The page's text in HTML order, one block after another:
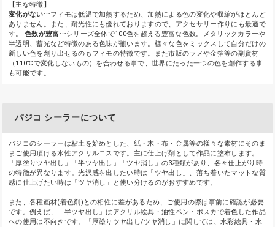
【主な特徴】
変化がない⋯フィモは低温で加熱するため、加熱による色の変化や収縮がほとんど
ありません。また、耐光性にも優れておりますので、アクセサリー作りにも最適で
す。 色数が豊富 ⋯シリーズ全体で100色を超える豊富な色数。メタリックカラーや
半透明、蓄光など特徴のある色味が揃います。様々な色をミックスして自分だけの
新しい色を創り出せるのもフィモの特徴です。また市販のラメや金箔等の副資材
（110℃で変化しないもの）を合わせる事で、世界にたった一つの色を創作する事
も可能です。
パジコ シーラーについて
パジコのシーラーは粘土を始めとした、紙・木・布・金属等の様々な素材にそのま
まご使用頂ける水性アクリルニスです。主に仕上げ剤として作品に塗布します。
「厚塗りツヤ出し」「半ツヤ出し」「ツヤ消し」の3種類があり、各々仕上がり時
の特徴が異なります。光沢感を出したい時は「ツヤ出し」、落ち着いたマットな質
感に仕上げたい時は「ツヤ消し」と使い分けるのがおすすめです。
また、各種画材(着色剤)との相性に差があるため、ご使用の際は事前に確認が必要
です。例えば、「半ツヤ出し」はアクリル絵具・油性ペン・ポスカで着色した作品
への使用は不向きです。「厚塗りツヤ出し/ツヤ消し」に関しては、水彩絵具・水